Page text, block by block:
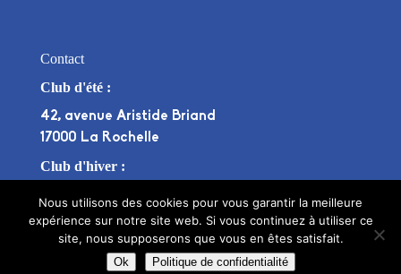
Contact
Club d'été :
42, avenue Aristide Briand
17000 La Rochelle
Club d'hiver :
Stade Bouffenie, Avenue Pierre de Coubertin
17000 La Rochelle
tennisclubrochelais@hotmail.fr
+33975693788OU+33781833289
Nous utilisons des cookies pour vous garantir la meilleure
expérience sur notre site web. Si vous continuez à utiliser ce
site, nous supposerons que vous en êtes satisfait.
Ok Politique de confidentialité